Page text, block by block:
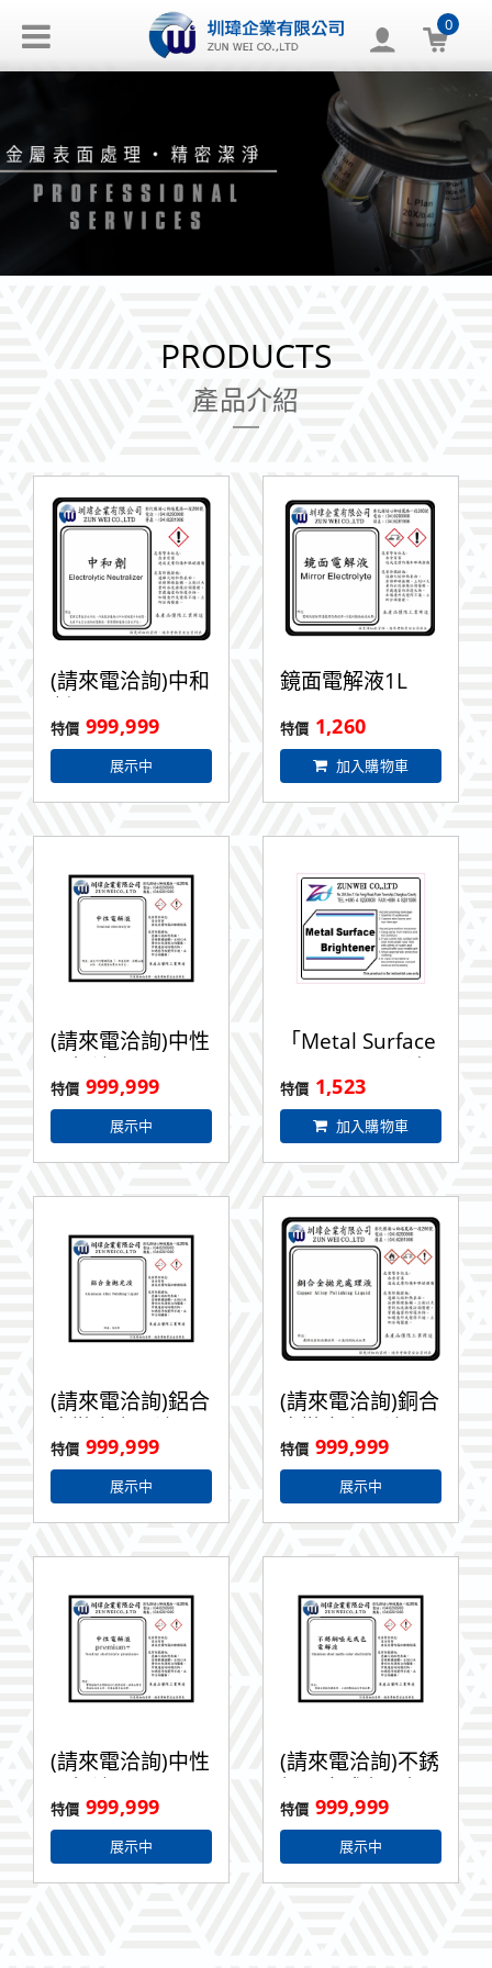
0
PRODUCTS
產品介紹
(請來電洽詢)中和
劑1L
999,999
展示中
鏡面電解液1L
1,260
加入購物車
(請來電洽詢)中性
電解液
999,999
展示中
「Metal Surface
Brightener」清
洗液 2L
1,523
加入購物車
(請來電洽詢)鋁合
金拋光處理液 1L
999,999
展示中
(請來電洽詢)銅合
金拋光處理液
500ML999,999
展示中
(請來電洽詢)中性
電解液
Premium+ 1L
999,999
展示中
(請來電洽詢)不銹
鋼啞光成色電解
液 1L999,999
展示中